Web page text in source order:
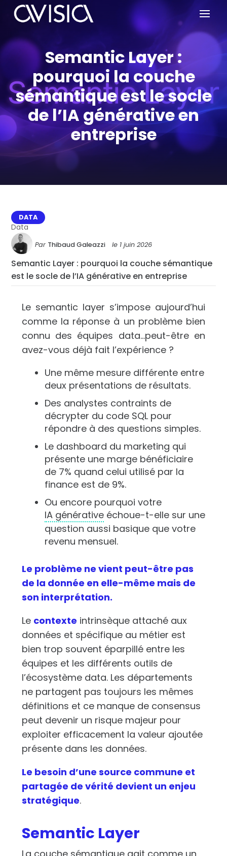
Semantic Layer :
pourquoi la couche
sémantique est le socle
de l’IA générative en
entreprise
DATA
Data
Par Thibaud Galeazzi le 1 juin 2026
Semantic Layer : pourquoi la couche sémantique
est le socle de l’IA générative en entreprise
Le semantic layer s’impose aujourd’hui
comme la réponse à un problème bien
connu des équipes data…peut-être en
avez-vous déjà fait l’expérience ?
Une même mesure différente entre
deux présentations de résultats.
Des analystes contraints de
décrypter du code SQL pour
répondre à des questions simples.
Le dashboard du marketing qui
présente une marge bénéficiaire
de 7% quand celui utilisé par la
finance est de 9%.
Ou encore pourquoi votre
IA générativeéchoue-t-elle sur une
question aussi basique que votre
revenu mensuel.
Le problème ne vient peut-être pas
de la donnée en elle-même mais de
son interprétation.
Le contexte intrinsèque attaché aux
données et spécifique au métier est
bien trop souvent éparpillé entre les
équipes et les différents outils de
l’écosystème data. Les départements
ne partagent pas toujours les mêmes
définitions et ce manque de consensus
peut devenir un risque majeur pour
exploiter efficacement la valeur ajoutée
présente dans les données.
Le besoin d’une source commune et
partagée de vérité devient un enjeu
stratégique.
Semantic Layer